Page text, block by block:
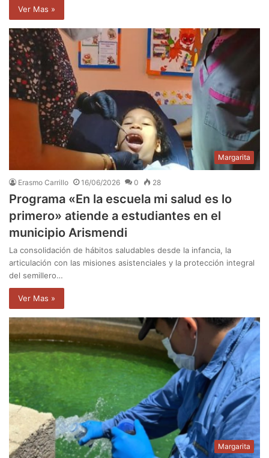
Ver Mas »
Margarita
Erasmo Carrillo 16/06/2026 0 28
Programa «En la escuela mi salud es lo
primero» atiende a estudiantes en el
municipio Arismendi
La consolidación de hábitos saludables desde la infancia, la
articulación con las misiones asistenciales y la protección integral
del semillero…
Ver Mas »
Margarita